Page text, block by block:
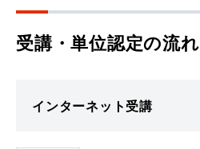
受講・単位認定の流れ
インターネット受講